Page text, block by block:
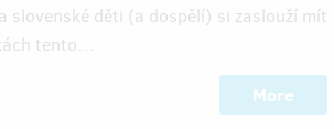
slovenské děti (a dospělí) si zaslouží mít
tento…
More